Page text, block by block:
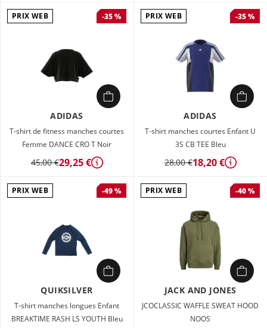
PRIX WEB -35 %
ADIDAS
T-shirt de fitness manches courtes
Femme DANCE CRO T Noir
45,00 €29,25 € Détails
PRIX WEB -35 %
ADIDAS
T-shirt manches courtes Enfant U
3S CB TEE Bleu
28,00 €18,20 € Détails
PRIX WEB -49 %
QUIKSILVER
T-shirt manches longues Enfant
BREAKTIME RASH LS YOUTH Bleu
PRIX WEB -40 %
JACK AND JONES
JCOCLASSIC WAFFLE SWEAT HOOD
NOOS